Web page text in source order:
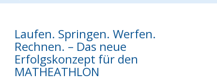
Laufen. Springen. Werfen.
Rechnen. – Das neue
Erfolgskonzept für den
MATHEATHLON